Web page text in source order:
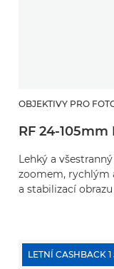
OBJEKTIVY PRO
RF 24-105mm
Lehký a
zoomem,
a stabilizací obrazu
LETNÍ CASHBACK